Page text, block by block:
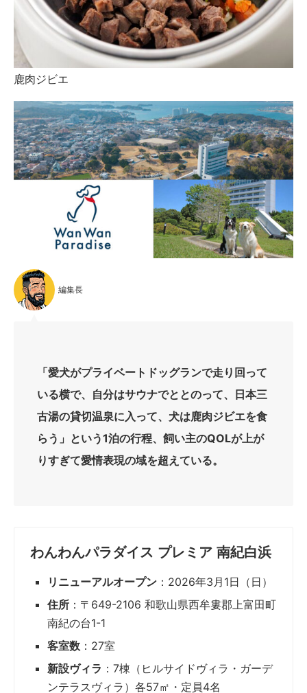
鹿肉ジビエ
編集長
「愛犬がプライベートドッグランで走り回って
いる横で、自分はサウナでととのって、日本三
古湯の貸切温泉に入って、犬は鹿肉ジビエを食
らう」という1泊の行程、飼い主のQOLが上が
りすぎて愛情表現の域を超えている。
わんわんパラダイス プレミア 南紀白浜
リニューアルオープン ：2026年3月1日（日）
住所 ：〒649-2106 和歌山県西牟婁郡上富田町
南紀の台1-1
客室数 ：27室
新設ヴィラ ：7棟（ヒルサイドヴィラ・ガーデ
ンテラスヴィラ）各57㎡・定員4名